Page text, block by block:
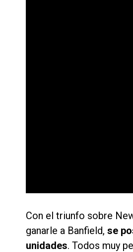
Con el triunfo sobre
ganarle a Banfield, se
unidades. Todos muy